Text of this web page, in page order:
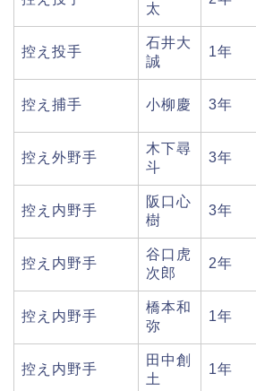
太
控え投手
石井大
誠
1年
控え捕手 小柳慶 3年
控え外野手
木下尋
斗
3年
控え内野手
阪口心
樹
3年
控え内野手
谷口虎
次郎
2年
控え内野手
橋本和
弥
1年
控え内野手
田中創
土
1年